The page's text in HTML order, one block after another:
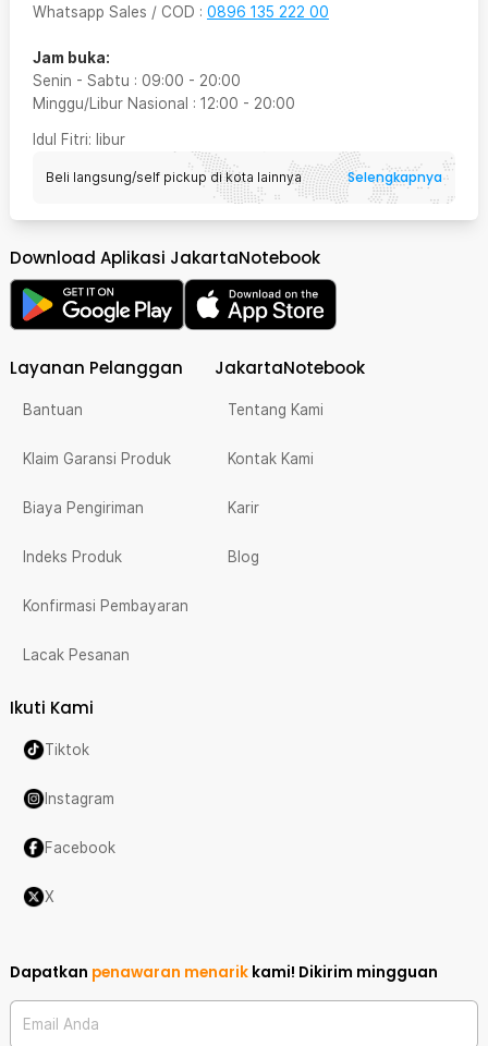
Whatsapp Sales / COD : 0896 135 222 00
Jam buka:
Senin - Sabtu : 09:00 - 20:00
Minggu/Libur Nasional : 12:00 - 20:00
Idul Fitri: libur
Beli langsung/self pickup di kota lainnya Selengkapnya
Download Aplikasi JakartaNotebook
Layanan Pelanggan
Bantuan
Klaim Garansi Produk
Biaya Pengiriman
Indeks Produk
Konfirmasi Pembayaran
Lacak Pesanan
JakartaNotebook
Tentang Kami
Kontak Kami
Karir
Blog
Ikuti Kami
Tiktok
Instagram
Facebook
X
Dapatkan penawaran menarik kami! Dikirim mingguan
Email Anda